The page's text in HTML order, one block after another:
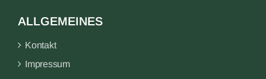
ALLGEMEINES
Kontakt
Impressum